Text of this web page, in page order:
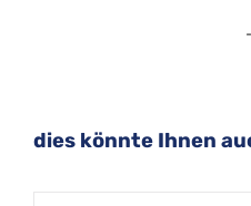
-
Produktgalerie
dies könnte Ihnen